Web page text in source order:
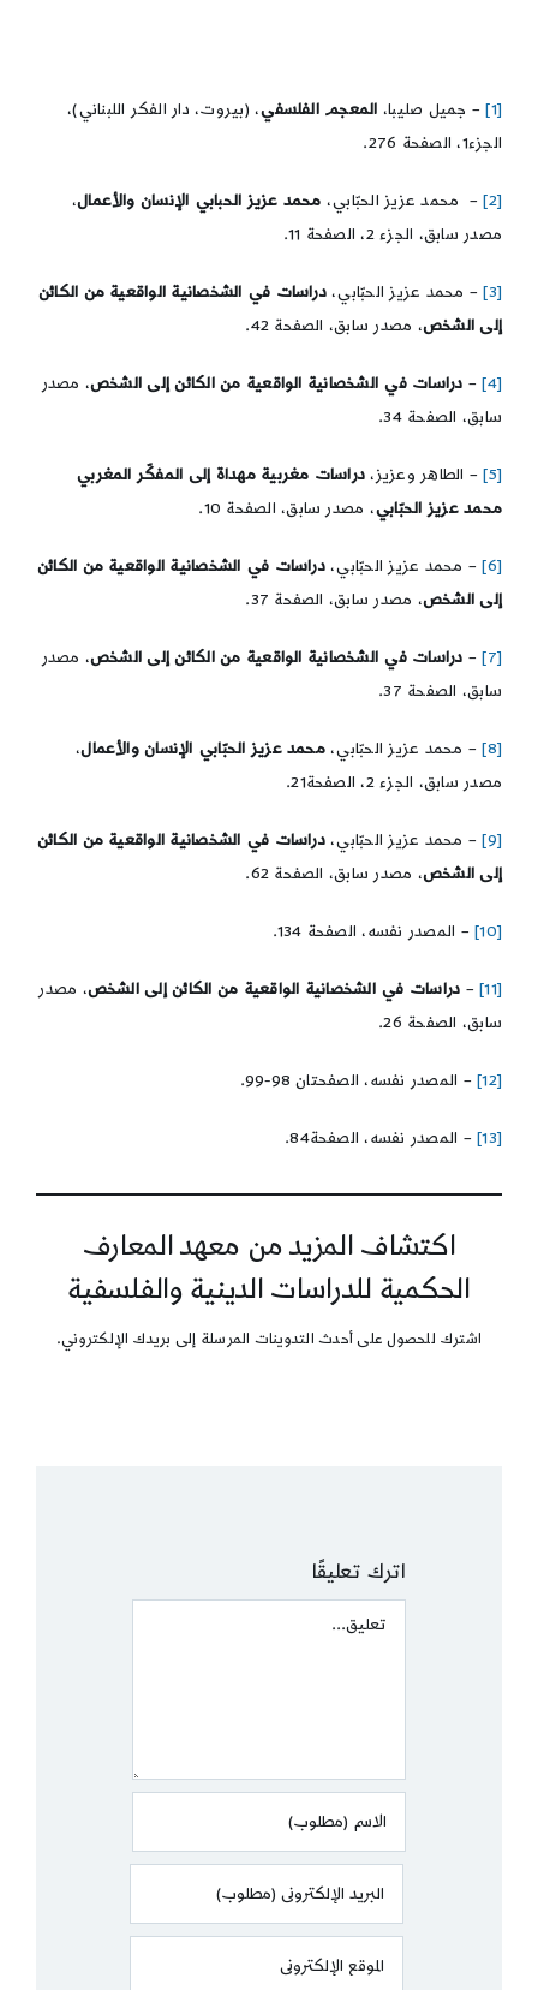
[1] – جميل صليبا، المعجم الفلسفي، (بيروت، دار الفكر اللبناني)،
الجزء1، الصفحة 276.
[2] – محمد عزيز الحبّابي، محمد عزيز الحبابي الإنسان والأعمال،
مصدر سابق، الجزء 2، الصفحة 11.
[3] – محمد عزيز الحبّابي،دراسات في الشخصانية الواقعية من الكائن
إلى الشخص، مصدر سابق، الصفحة 42.
[4]
– دراسات في الشخصانية الواقعية من الكائن إلى الشخص، مصدر
سابق، الصفحة 34.
[5] – الطاهر وعزيز، دراسات مغربية مهداة إلى المفكّر المغربي
محمد عزيز الحبّابي، مصدر سابق، الصفحة 10.
[6] – محمد عزيز الحبّابي،دراسات في الشخصانية الواقعية من الكائن
إلى الشخص، مصدر سابق، الصفحة 37.
[7]
– دراسات في الشخصانية الواقعية من الكائن إلى الشخص، مصدر
سابق، الصفحة 37.
[8] – محمد عزيز الحبّابي،محمد عزيز الحبّابي الإنسان والأعمال،
مصدر سابق، الجزء 2، الصفحة21.
[9] – محمد عزيز الحبّابي،دراسات في الشخصانية الواقعية من الكائن
إلى الشخص، مصدر سابق، الصفحة 62.
[10] – المصدر نفسه، الصفحة 134.
[11]
– دراسات في الشخصانية الواقعية من الكائن إلى الشخص، مصدر
سابق، الصفحة 26.
[12] – المصدر نفسه، الصفحتان 98-99.
[13] – المصدر نفسه، الصفحة84.
اكتشاف المزيد من معهد المعارف
الحكمية للدراسات الدينية والفلسفية
اشترك للحصول على أحدث التدوينات المرسلة إلى بريدك الإلكتروني.
اترك تعليقًا
Comment